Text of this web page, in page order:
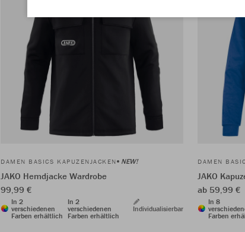
DAMEN BASICS KAPUZENJACKEN NEW!
JAKO Hemdjacke Wardrobe
99,99 €
In 2
verschiedenen
Farben erhältlich
In 2
verschiedenen
Farben erhältlich
Individualisierbar
DAMEN
JAKO
ab 59,99 €
In 8
Farben